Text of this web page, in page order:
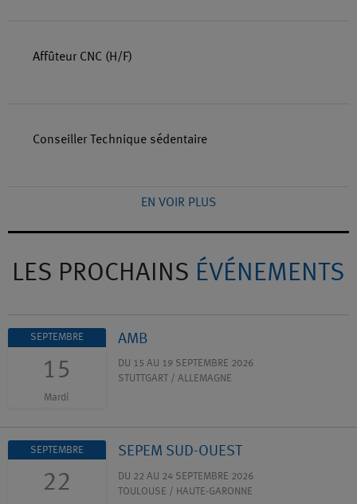
Affûteur CNC (H/F)
Conseiller Technique sédentaire
EN VOIR PLUS
LES PROCHAINS ÉVÉNEMENTS
SEPTEMBRE
15
Mardi
AMB
DU 15 AU 19 SEPTEMBRE 2026
STUTTGART / ALLEMAGNE
SEPTEMBRE
22
SEPEM SUD-OUEST
DU 22 AU 24 SEPTEMBRE 2026
TOULOUSE / HAUTE-GARONNE